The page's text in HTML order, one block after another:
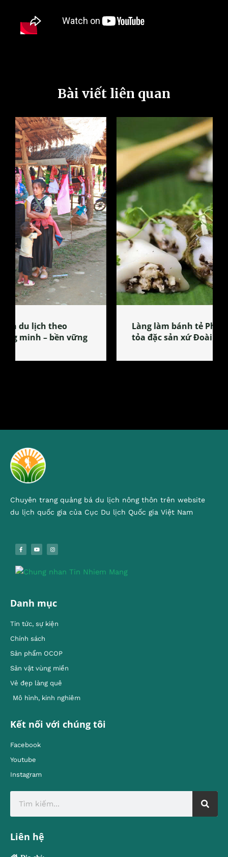
Bài viết liên quan
Làng làm bánh tẻ Phú Nhi – nơi lan
tỏa đặc sản xứ Đoài
Chuyên trang quảng bá du lịch nông thôn trên website
du lịch quốc gia của Cục Du lịch Quốc gia Việt Nam
Danh mục
Tin tức, sự kiện
Chính sách
Sản phẩm OCOP
Sản vật vùng miền
Vẻ đẹp làng quê
Mô hình, kinh nghiêm
Kết nối với chúng tôi
Facebook
Youtube
Instagram
Liên hệ